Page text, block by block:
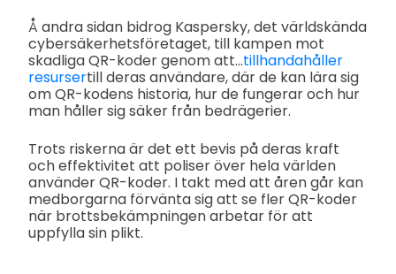
Å andra sidan bidrog Kaspersky, det världskända
cybersäkerhetsföretaget, till kampen mot
skadliga QR-koder genom att...tillhandahåller
resursertill deras användare, där de kan lära sig
om QR-kodens historia, hur de fungerar och hur
man håller sig säker från bedrägerier.
Trots riskerna är det ett bevis på deras kraft
och effektivitet att poliser över hela världen
använder QR-koder. I takt med att åren går kan
medborgarna förvänta sig att se fler QR-koder
när brottsbekämpningen arbetar för att
uppfylla sin plikt.